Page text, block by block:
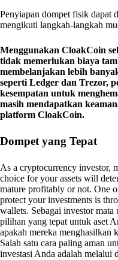
Penyiapan dompet fisik dapat
mengikuti langkah-langkah
Menggunakan CloakCoin
tidak memerlukan biaya
membelanjakan lebih
seperti Ledger dan Trezor,
kesempatan untuk
masih mendapatkan
platform CloakCoin.
Dompet yang Tepat
As a cryptocurrency investor,
choice for your assets will
mature profitably or not. One
protect your investments is
wallets. Sebagai investor
pilihan yang tepat untuk aset
apakah mereka menghasilkan
Salah satu cara paling aman
investasi Anda adalah melalui